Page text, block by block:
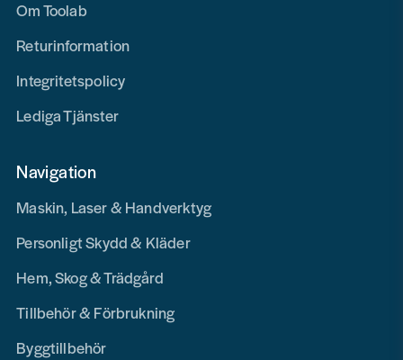
Om Toolab
Returinformation
Integritetspolicy
Lediga Tjänster
Navigation
Maskin, Laser & Handverktyg
Personligt Skydd & Kläder
Hem, Skog & Trädgård
Tillbehör & Förbrukning
Byggtillbehör